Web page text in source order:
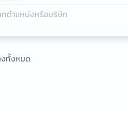
ทั้งหมด